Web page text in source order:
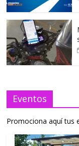
Eventos
Promociona aquí tus